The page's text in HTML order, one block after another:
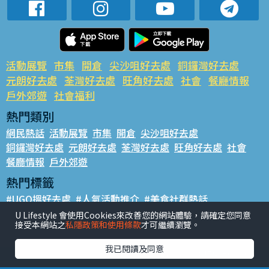
活動展覽 市集 開倉 尖沙咀好去處 銅鑼灣好去處
元朗好去處 荃灣好去處 旺角好去處 社會 餐廳情報
戶外郊遊 社會福利
熱門類別
網民熱話 活動展覽 市集 開倉 尖沙咀好去處
銅鑼灣好去處 元朗好去處 荃灣好去處 旺角好去處 社會
餐廳情報 戶外郊遊
熱門標籤
#UGO搵好去處 #人氣活動推介 #美食社群熱話
#親子玩樂好去處 #ULifestyle應用程式 #限時搶
#UJetso禮物放送 #ULifestyle商戶中心 #著數
香港經濟日報版權所有©2026
U Lifestyle 會使用Cookies來改善您的網站體驗，請確定您同意
接受本網站之私隱政策和使用條款才可繼續瀏覽。
我已閱讀及同意